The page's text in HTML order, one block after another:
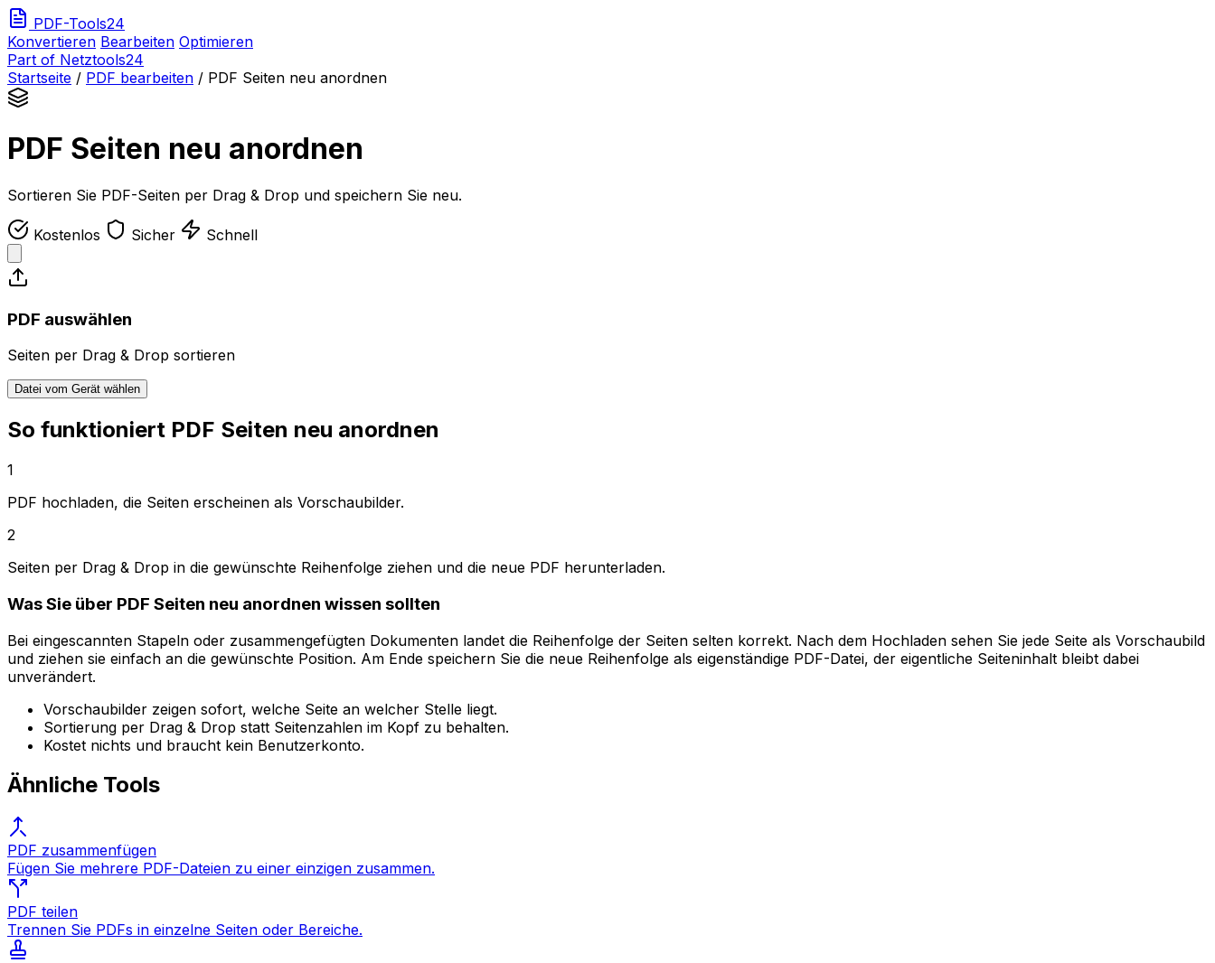
PDF-Tools24
Konvertieren Bearbeiten Optimieren
Part of Netztools24
Startseite / PDF bearbeiten / PDF Seiten neu anordnen
PDF Seiten neu anordnen
Sortieren Sie PDF-Seiten per Drag & Drop und speichern Sie neu.
Kostenlos Sicher Schnell
PDF auswählen
Seiten per Drag & Drop sortieren
Datei vom Gerät wählen
So funktioniert PDF Seiten neu anordnen
1
PDF hochladen, die Seiten erscheinen als Vorschaubilder.
2
Seiten per Drag & Drop in die gewünschte Reihenfolge ziehen und die neue PDF herunterladen.
Was Sie über PDF Seiten neu anordnen wissen sollten
Bei eingescannten Stapeln oder zusammengefügten Dokumenten landet die Reihenfolge der Seiten selten korrekt. Nach dem Hochladen sehen Sie jede Seite als Vorschaubild
und ziehen sie einfach an die gewünschte Position. Am Ende speichern Sie die neue Reihenfolge als eigenständige PDF-Datei, der eigentliche Seiteninhalt bleibt dabei
unverändert.
Vorschaubilder zeigen sofort, welche Seite an welcher Stelle liegt.
Sortierung per Drag & Drop statt Seitenzahlen im Kopf zu behalten.
Kostet nichts und braucht kein Benutzerkonto.
Ähnliche Tools
PDF zusammenfügen
Fügen Sie mehrere PDF-Dateien zu einer einzigen zusammen.
PDF teilen
Trennen Sie PDFs in einzelne Seiten oder Bereiche.